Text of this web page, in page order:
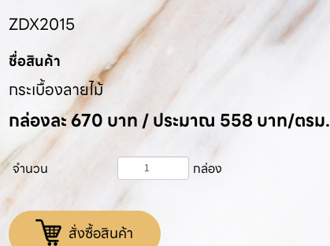
ZDX2015
ชื่อสินค้า
กระเบื้องลายไม้
กล่องละ 670 บาท / ประมาณ 558 บาท/ตรม.
จำนวน กล่อง
สั่งซื้อสินค้า